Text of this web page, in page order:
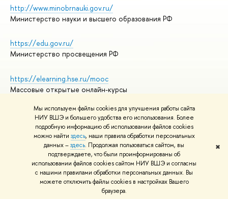
Мы используем файлы cookies для улучшения работы сайта
НИУ ВШЭ и большего удобства его использования. Более
подробную информацию об использовании файлов cookies
можно найти здесь, наши правила обработки персональных
данных –здесь. Продолжая пользоваться сайтом, вы
подтверждаете, что были проинформированы об
использовании файлов cookies сайтом НИУ ВШЭ и согласны
с нашими правилами обработки персональных данных. Вы
можете отключить файлы cookies в настройках Вашего
браузера.
✖
http://www.minobrnauki.gov.ru/
Министерство науки и высшего образования РФ
https://edu.gov.ru/
Министерство просвещения РФ
https://elearning.hse.ru/mooc
Массовые открытые онлайн-курсы
© НИУ ВШЭ 1993–2026
Адреса и контакты
Условия использования материалов
Политика конфиденциальности
Правила применения рекомендательных технологий в НИУ ВШЭ
Карта сайта